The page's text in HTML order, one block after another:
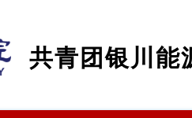
共青团银川能